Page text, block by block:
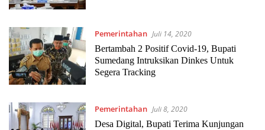
Pemerintahan Juli 14, 2020
Bertambah 2 Positif Covid-19, Bupati
Sumedang Intruksikan Dinkes Untuk
Segera Tracking
Pemerintahan Juli 8, 2020
Desa Digital, Bupati Terima Kunjungan